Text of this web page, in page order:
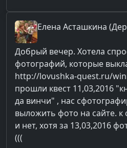
Елена Асташкина
Добрый вечер. Хотела
фотографий, которые
http://lovushka-quest.ru/
прошли квест 11,03,2016
да винчи" , нас
выложить фото на сайте.
и нет, хотя за 13,03,2016
(((